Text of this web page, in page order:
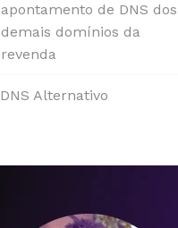
apontamento de DNS dos
demais domínios da
revenda
DNS Alternativo